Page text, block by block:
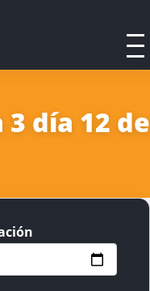
3 día 12 de